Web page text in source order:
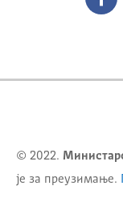
© 2022.
је за преузимање.